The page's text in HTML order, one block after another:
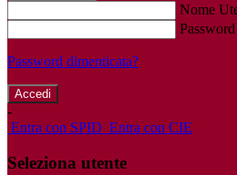
Nome
Password
Password dimenticata?
-
Entra con SPID Entra con CIE
Seleziona utente